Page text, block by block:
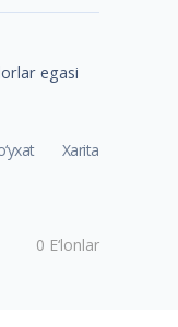
egasi
Xarita
0 E‘lonlar